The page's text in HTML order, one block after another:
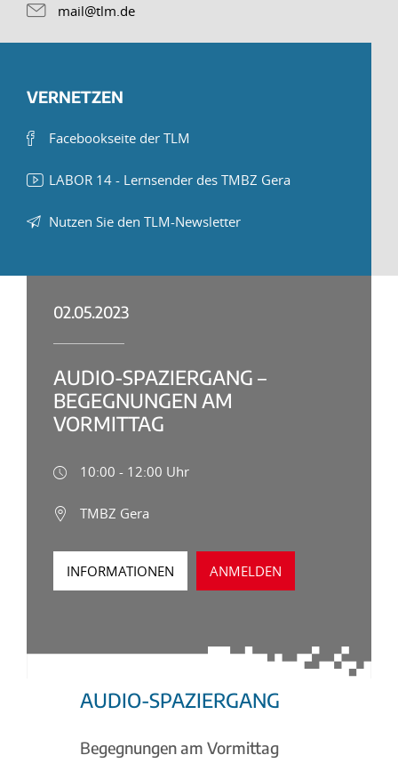
mail@tlm.de
VERNETZEN
Facebookseite der TLM
LABOR 14 - Lernsender des TMBZ Gera
Nutzen Sie den TLM-Newsletter
02.05.2023
AUDIO-SPAZIERGANG –
BEGEGNUNGEN AM
VORMITTAG
10:00 - 12:00 Uhr
TMBZ Gera
INFORMATIONEN ANMELDEN
AUDIO-SPAZIERGANG
Begegnungen am Vormittag